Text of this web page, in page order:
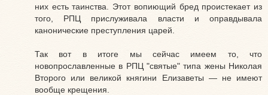
них есть таинства. Этот вопиющий бред проистекает из
того, РПЦ прислуживала власти и оправдывала
канонические преступления царей.
Так вот в итоге мы сейчас имеем то, что
новопрославленные в РПЦ "святые" типа жены Николая
Второго или великой княгини Елизаветы — не имеют
вообще крещения.